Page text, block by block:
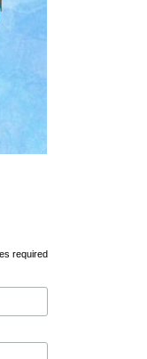
required